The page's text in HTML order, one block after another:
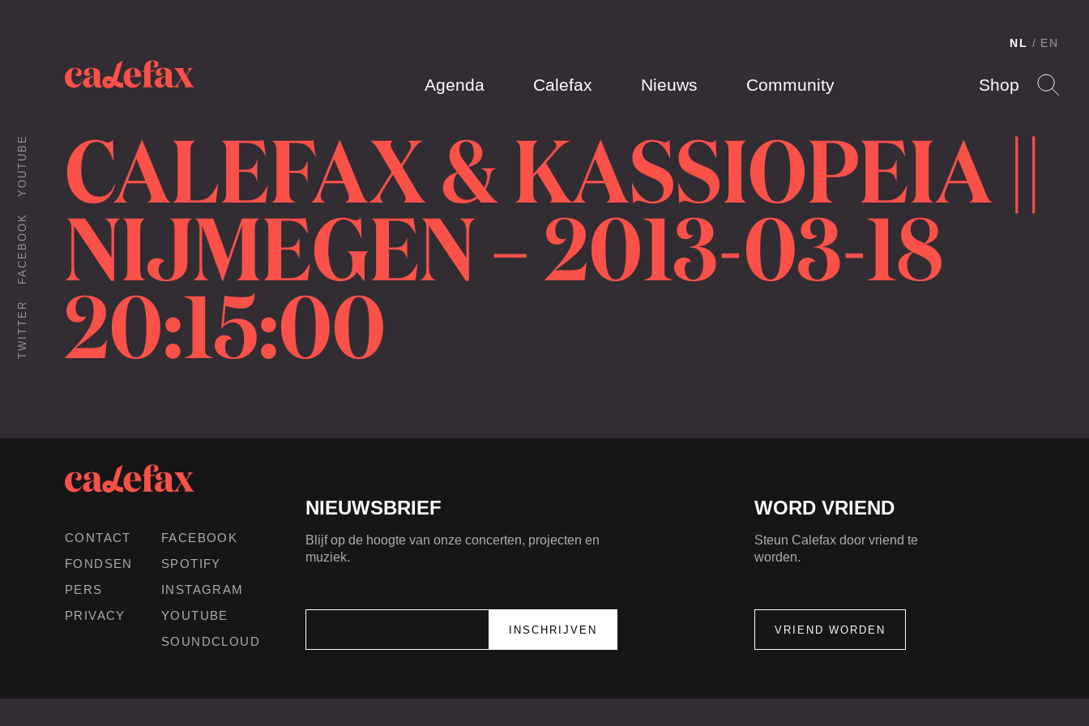
Agenda Calefax Nieuws Community Shop
NL EN
TWITTER
FACEBOOK
YOUTUBE CALEFAX & KASSIOPEIA ||
NIJMEGEN – 2013-03-18
20:15:00
CONTACT
FONDSEN
PERS
PRIVACY
FACEBOOK
SPOTIFY
INSTAGRAM
YOUTUBE
SOUNDCLOUD
NIEUWSBRIEF
Blijf op de hoogte van onze concerten, projecten en
muziek.
WORD VRIEND
Steun Calefax door vriend te
worden.
VRIEND WORDEN